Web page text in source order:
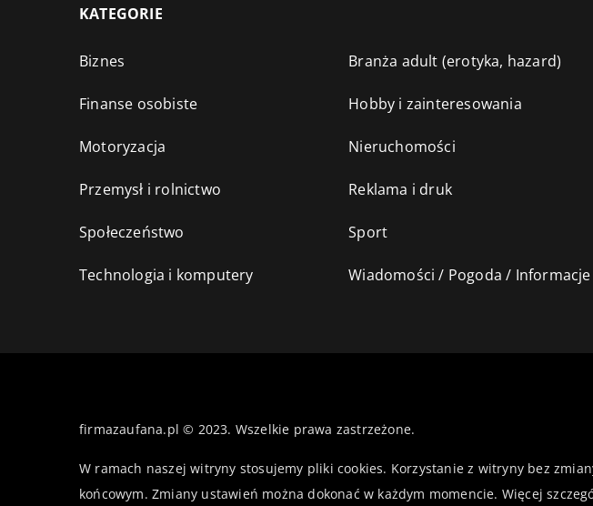
KATEGORIE
Biznes Branża adult (erotyka, hazard)
Finanse osobiste Hobby i zainteresowania
Motoryzacja Nieruchomości
Przemysł i rolnictwo Reklama i druk
Społeczeństwo Sport
Technologia i komputery Wiadomości / Pogoda / Informacje
firmazaufana.pl © 2023. Wszelkie prawa zastrzeżone.
W ramach naszej witryny stosujemy pliki cookies. Korzystanie z witryny bez
końcowym. Zmiany ustawień można dokonać w każdym momencie. Więcej